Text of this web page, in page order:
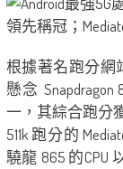
根據著名跑分網
懸念
一，其綜合跑分
511k 跑分的
驍龍 865 的CPU